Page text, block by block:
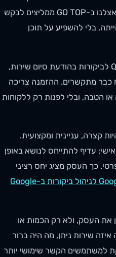
מתהליך מסודר של ניהול מוניטין. אצלנו ב-GO TOP ממליצים לבקש
בלי להשפיע על תוכן
אפשר לשלב קישור קצר או קוד QR לביקורות בהודעת סיום שירות,
כבר מתקשרים. ההזמנה צריכה
הטבה, ובלי לפנות רק ללקוחות
קצרה, עניינית ומקצועית.
עדיף להתייחס לנושא באופן
כך העסק מציג יחס רציני
הנחיות Google לניהול ביקורות ב-Google
את העסק, ולא רק הכמות או
שירות ניתן, מה היה ברור
למשתמשים הקשר שימושי יותר